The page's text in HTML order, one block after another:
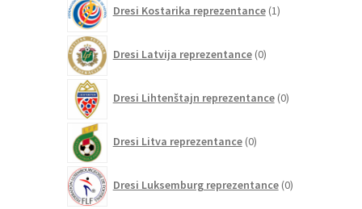
Dresi Kostarika reprezentance 1izdelek
Dresi Latvija reprezentance 0izdelkov
Dresi Lihtenštajn reprezentance 0izdelkov
Dresi Litva reprezentance 0izdelkov
Dresi Luksemburg reprezentance 0izdelkov